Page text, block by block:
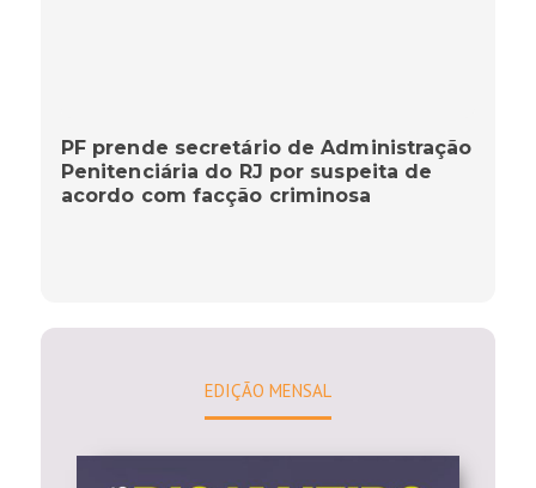
PF prende secretário de Administração
Penitenciária do RJ por suspeita de
acordo com facção criminosa
EDIÇÃO MENSAL